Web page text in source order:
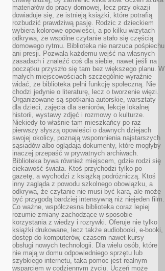
materiałów do pracy domowej, lecz przy okazji
dowiaduje się, że istnieją książki, które potrafią
rozbudzić prawdziwą pasję. Rodzic z dzieckiem
wybiera kolorowe opowieści, a po kilku wizytach
odkrywa, że wspólne czytanie stało się częścią
domowego rytmu. Biblioteka nie narzuca pośpiechu
ani presji. Pozwala każdemu wejść na własnych
zasadach i znaleźć coś dla siebie, nawet jeśli na
początku przyszło się tam bez większego planu. W
małych miejscowościach szczególnie wyraźnie
widać, że biblioteka pełni funkcję społeczną. Nie
chodzi jedynie o literaturę, lecz o tworzenie więzi.
Organizowane są spotkania autorskie, warsztaty
dla dzieci, zajęcia dla seniorów, lekcje lokalnej
historii, wystawy zdjęć i rozmowy o kulturze.
Niekiedy to właśnie tam mieszkańcy po raz
pierwszy słyszą opowieści o dawnych dziejach
swojej okolicy, poznają wspomnienia najstarszych
sąsiadów albo oglądają dokumenty, które mogłyby
inaczej przepaść w prywatnych archiwach.
Biblioteka bywa również miejscem, gdzie rodzi się
ciekawość świata. Ktoś przychodzi tylko po
gazetę, a wychodzi z książką podróżniczą. Ktoś
inny zagląda z powodu szkolnego obowiązku, a
odkrywa, że czytanie nie musi być karą, ale może
być przygodą bardziej intensywną niż niejeden film.
Co ważne, współczesna biblioteka coraz lepiej
rozumie zmiany zachodzące w sposobie
korzystania z wiedzy i rozrywki. Oferuje nie tylko
książki drukowane, lecz także audiobooki, e-booki,
dostęp do komputerów, czasem nawet kursy
obsługi nowych technologii. Dla wielu osób, które
nie mają w domu odpowiedniego sprzętu lub
szybkiego internetu, taka pomoc jest realnym
wsparciem w codziennym życiu. Uczeń może